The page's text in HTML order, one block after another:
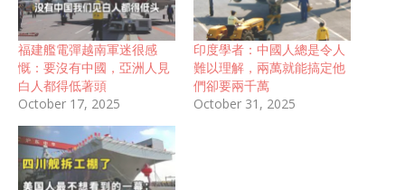
福建艦電彈越南軍迷很感
慨：要沒有中國，亞洲人見
白人都得低著頭
October 17, 2025
印度學者：中國人總是令人
難以理解，兩萬就能搞定他
們卻要兩千萬
October 31, 2025